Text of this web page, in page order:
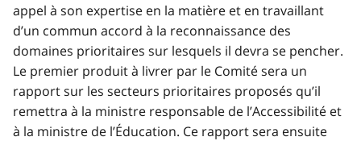
appel à son expertise en la matière et en travaillant
d’un commun accord à la reconnaissance des
domaines prioritaires sur lesquels il devra se pencher.
Le premier produit à livrer par le Comité sera un
rapport sur les secteurs prioritaires proposés qu’il
remettra à la ministre responsable de l’Accessibilité et
à la ministre de l’Éducation. Ce rapport sera ensuite